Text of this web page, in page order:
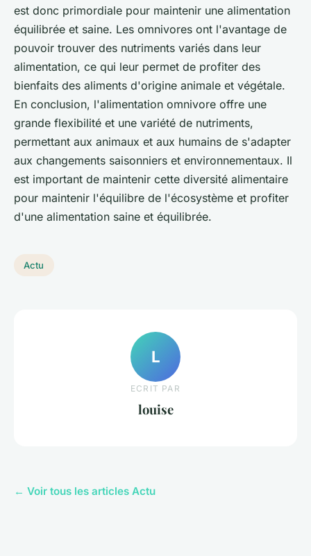
est donc primordiale pour maintenir une alimentation
équilibrée et saine. Les omnivores ont l'avantage de
pouvoir trouver des nutriments variés dans leur
alimentation, ce qui leur permet de profiter des
bienfaits des aliments d'origine animale et végétale.
En conclusion, l'alimentation omnivore offre une
grande flexibilité et une variété de nutriments,
permettant aux animaux et aux humains de s'adapter
aux changements saisonniers et environnementaux. Il
est important de maintenir cette diversité alimentaire
pour maintenir l'équilibre de l'écosystème et profiter
d'une alimentation saine et équilibrée.
Actu
L
ECRIT PAR
louise
← Voir tous les articles Actu